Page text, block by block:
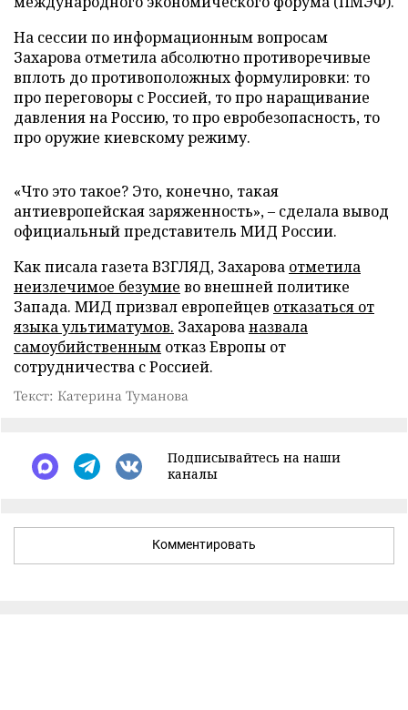
На сессии по информационным вопросам
Захарова отметила абсолютно противоречивые
вплоть до противоположных формулировки: то
про переговоры с Россией, то про наращивание
давления на Россию, то про евробезопасность, то
про оружие киевскому режиму.
«Что это такое? Это, конечно, такая
антиевропейская заряженность», – сделала вывод
официальный представитель МИД России.
Как писала газета ВЗГЛЯД, Захарова отметила
неизлечимое безумие во внешней политике
Запада. МИД призвал европейцев отказаться от
языка ультиматумов. Захарованазвала
самоубийственным отказ Европы от
сотрудничества с Россией.
Текст: Катерина Туманова
Подписывайтесь на наши
каналы
Комментировать